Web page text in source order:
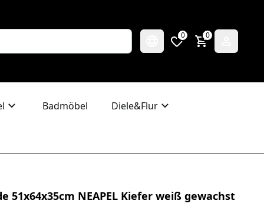
0 0
Badmöbel
Diele&Flur
51x64x35cm NEAPEL Kiefer weiß gewachst